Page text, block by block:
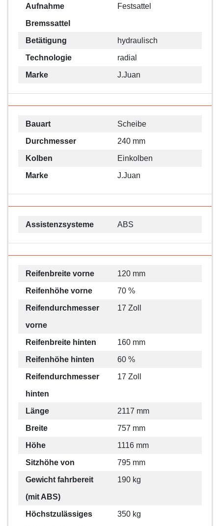
Aufnahme
Bremssattel
Festsattel
Betätigung hydraulisch
Technologie radial
Marke J.Juan
Bauart Scheibe
Durchmesser 240 mm
Kolben Einkolben
Marke J.Juan
Assistenzsysteme ABS
Reifenbreite vorne 120 mm
Reifenhöhe vorne 70 %
Reifendurchmesser
vorne
17 Zoll
Reifenbreite hinten 160 mm
Reifenhöhe hinten 60 %
Reifendurchmesser
hinten
17 Zoll
Länge 2117 mm
Breite 757 mm
Höhe 1116 mm
Sitzhöhe von 795 mm
Gewicht fahrbereit
(mit ABS)
190 kg
Höchstzulässiges 350 kg